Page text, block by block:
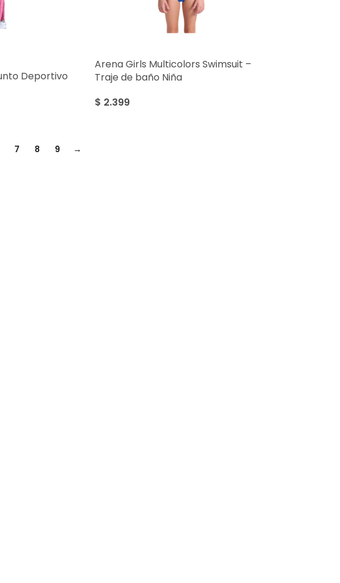
Deportivo
Arena Girls Multicolors Swimsuit –
Traje de baño Niña
$ 2.399
7 8 9 →